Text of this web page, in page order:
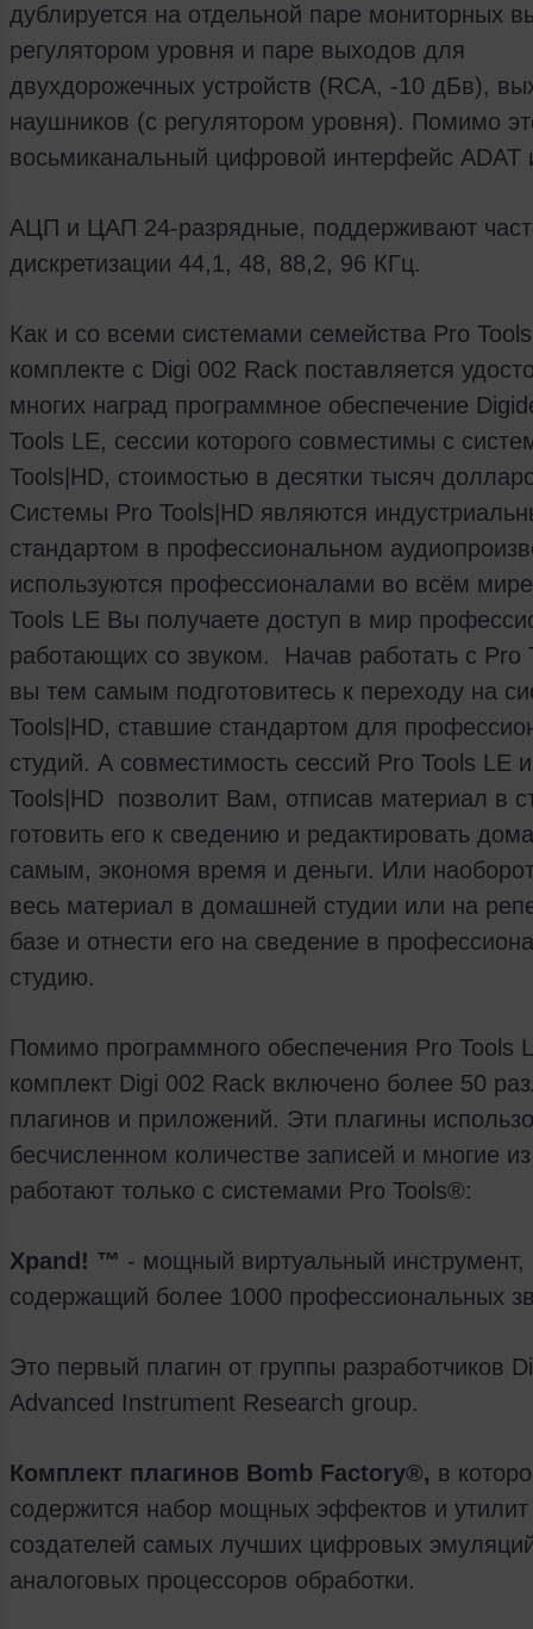
дублируется на отдельной паре мониторных
регулятором уровня и паре выходов для
двухдорожечных устройств (RCA, -10 дБв),
наушников (с регулятором уровня). Помимо
восьмиканальный цифровой интерфейс ADAT
АЦП и ЦАП 24-разрядные, поддерживают
дискретизации 44,1, 48, 88,2, 96 КГц.
Как и со всеми системами семейства Pro
комплекте c Digi 002 Rack поставляется
многих наград программное обеспечение
Tools LE, сессии которого совместимы с
Tools|HD, стоимостью в десятки тысяч
Системы Pro Tools|HD являются
стандартом в профессиональном
используются профессионалами во всём
Tools LE Вы получаете доступ в мир
работающих со звуком. Начав работать с Pro
вы тем самым подготовитесь к переходу на
Tools|HD, ставшие стандартом для
студий. А совместимость сессий Pro Tools LE
Tools|HD позволит Вам, отписав материал в
готовить его к сведению и редактировать
самым, экономя время и деньги. Или
весь материал в домашней студии или на
базе и отнести его на сведение в
студию.
Помимо программного обеспечения Pro Tools
комплект Digi 002 Rack включено более 50
плагинов и приложений. Эти плагины
бесчисленном количестве записей и многие
работают только с системами Pro Tools®:
Xpand ! ™ - мощный виртуальный инструмент,
содержащий более 1000 профессиональных
Это первый плагин от группы разработчиков
Advanced Instrument Research group.
Комплект плагинов Bomb Factory®, в
содержится набор мощных эффектов и утилит
создателей самых лучших цифровых
аналоговых процессоров обработки.